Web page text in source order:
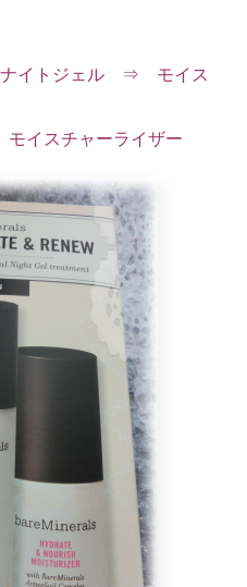
イトジェル ⇒ モイス
スチャーライザー